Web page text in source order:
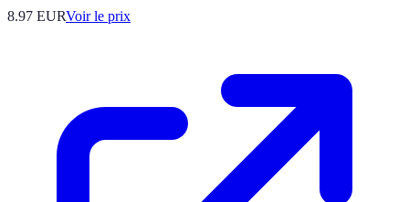
8.97 EURVoir le prix